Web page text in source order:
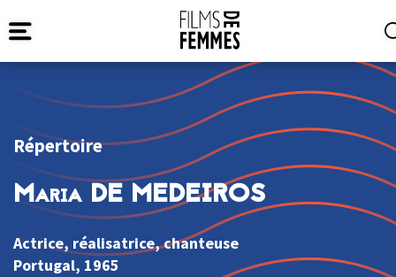
Répertoire
Maria DE MEDEIROS
Actrice, réalisatrice, chanteuse
Portugal, 1965